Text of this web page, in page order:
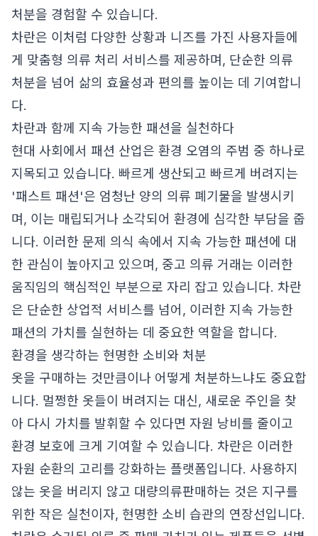
처분을 경험할 수 있습니다.
차란은 이처럼 다양한 상황과 니즈를 가진 사용자들에
게 맞춤형 의류 처리 서비스를 제공하며, 단순한 의류
처분을 넘어 삶의 효율성과 편의를 높이는 데 기여합니
다.
차란과 함께 지속 가능한 패션을 실천하다
현대 사회에서 패션 산업은 환경 오염의 주범 중 하나로
지목되고 있습니다. 빠르게 생산되고 빠르게 버려지는
'패스트 패션'은 엄청난 양의 의류 폐기물을 발생시키
며, 이는 매립되거나 소각되어 환경에 심각한 부담을 줍
니다. 이러한 문제 의식 속에서 지속 가능한 패션에 대
한 관심이 높아지고 있으며, 중고 의류 거래는 이러한
움직임의 핵심적인 부분으로 자리 잡고 있습니다. 차란
은 단순한 상업적 서비스를 넘어, 이러한 지속 가능한
패션의 가치를 실현하는 데 중요한 역할을 합니다.
환경을 생각하는 현명한 소비와 처분
옷을 구매하는 것만큼이나 어떻게 처분하느냐도 중요합
니다. 멀쩡한 옷들이 버려지는 대신, 새로운 주인을 찾
아 다시 가치를 발휘할 수 있다면 자원 낭비를 줄이고
환경 보호에 크게 기여할 수 있습니다. 차란은 이러한
자원 순환의 고리를 강화하는 플랫폼입니다. 사용하지
않는 옷을 버리지 않고 대량의류판매하는 것은 지구를
위한 작은 실천이자, 현명한 소비 습관의 연장선입니다.